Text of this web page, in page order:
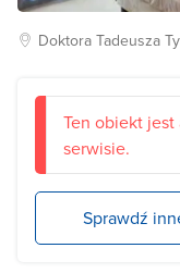
Doktora Tadeusza
Ten obiekt
serwisie.
Sprawdź